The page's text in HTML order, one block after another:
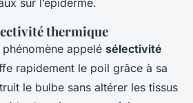
thermique
appelé sélectivité
rapidement le poil grâce à sa
le bulbe sans altérer les tissus